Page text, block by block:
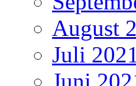
August
Juli 2021